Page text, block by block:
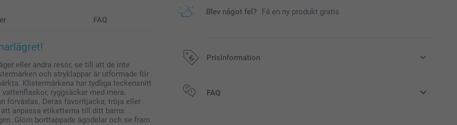
FAQ
eller andra resor, se till att de inte
och stryklappar är utformade för
Klistermärkena har tydliga teckensnitt
ryggsäckar med mera.
förväxlas. Deras favoritjacka, tröja eller
anpassa etiketterna till ditt barns
Glöm borttappade ägodelar och se fram
Blev något fel? Få en ny produkt gratis
Prisinformation
Alla priser är i svenska kronor (SEK), inklusive moms och exklusive porto.
FAQ